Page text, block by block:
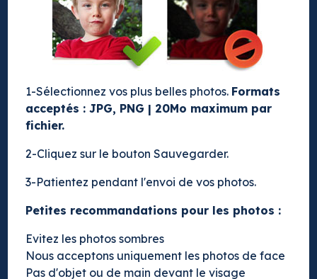
1-Sélectionnez vos plus belles photos. Formats
acceptés : JPG, PNG | 20Mo maximum par
fichier.
2-Cliquez sur le bouton Sauvegarder.
3-Patientez pendant l'envoi de vos photos.
Petites recommandations pour les photos :
Evitez les photos sombres
Nous acceptons uniquement les photos de face
Pas d'objet ou de main devant le visage